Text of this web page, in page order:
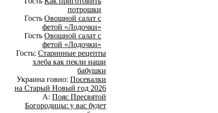
потрошки
Гость Овощной салат с
фетой «Лодочки»
Гость Овощной салат с
фетой «Лодочки»
Гость: Старинные рецепты
хлеба как пекли наши
бабушки
Украина говно: Посевалки
на Старый Новый год 2026
А: Пояс Пресвятой
Богородицы: у вас будет